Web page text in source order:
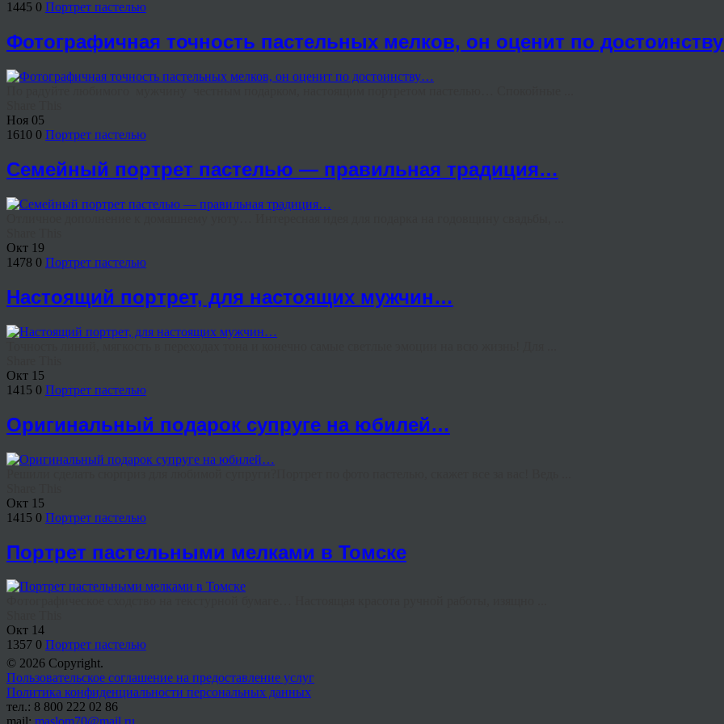
1445 0 Портрет пастелью
Фотографичная точность пастельных мелков, он оценит по
Ноя 05
1610 0 Портрет пастелью
Семейный портрет пастелью — правильная традиция…
Окт 19
1478 0 Портрет пастелью
Настоящий портрет, для настоящих мужчин…
Окт 15
1415 0 Портрет пастелью
Оригинальный подарок супруге на юбилей…
Окт 15
1415 0 Портрет пастелью
Портрет пастельными мелками в Томске
Окт 14
1357 0 Портрет пастелью
© 2026 Copyright.
Пользовательское соглашение на предоставление услуг
Политика конфиденциальности персональных данных
тел.: 8 800 222 02 86